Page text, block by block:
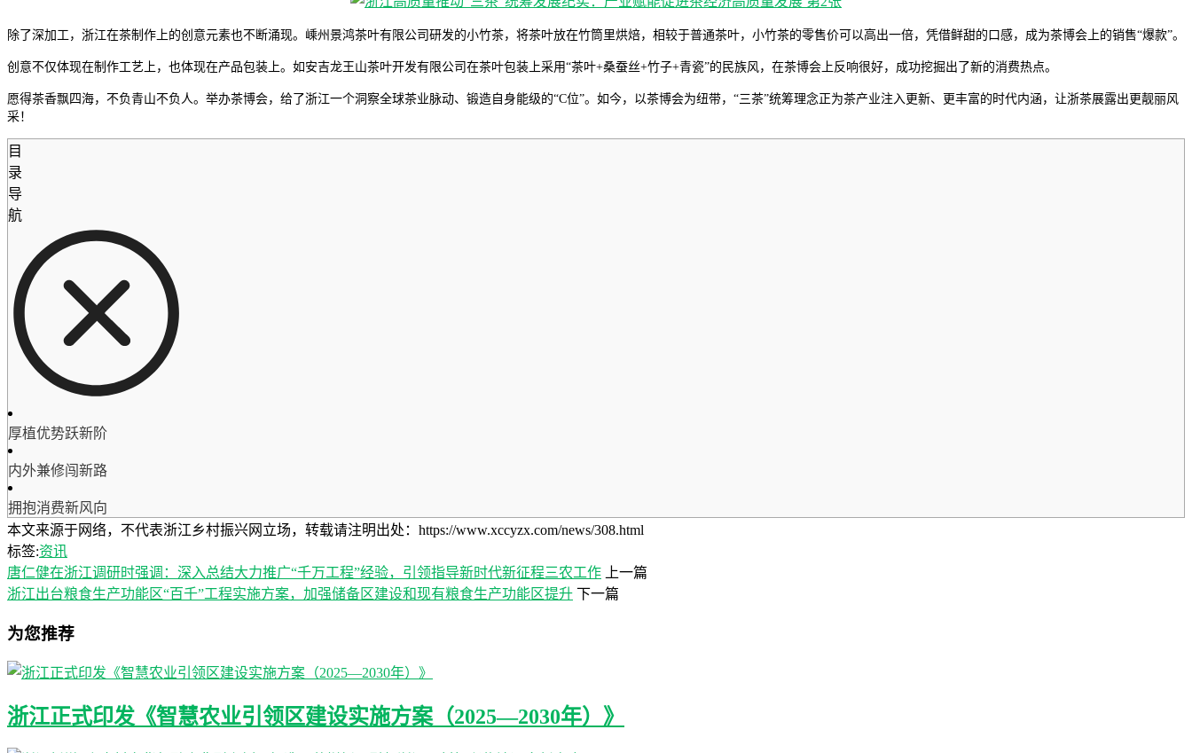
除了深加工，浙江在茶制作上的创意元素也不断涌现。嵊州景鸿茶叶有限公司研发的小竹茶，将茶叶放在竹筒里烘焙，相较于普通茶叶，小竹茶的零售价可以高出一倍，凭借鲜甜的口感，成为茶博会上的销售“爆款”。
创意不仅体现在制作工艺上，也体现在产品包装上。如安吉龙王山茶叶开发有限公司在茶叶包装上采用“茶叶+桑蚕丝+竹子+青瓷”的民族风，在茶博会上反响很好，成功挖掘出了新的消费热点。
愿得茶香飘四海，不负青山不负人。举办茶博会，给了浙江一个洞察全球茶业脉动、锻造自身能级的“C位”。如今，以茶博会为纽带，“三茶”统筹理念正为茶产业注入更新、更丰富的时代内涵，让浙茶展露出更靓丽风
采！
目
录
导
航
厚植优势跃新阶
内外兼修闯新路
拥抱消费新风向
本文来源于网络，不代表浙江乡村振兴网立场，转载请注明出处：https://www.xccyzx.com/news/308.html
标签:资讯
唐仁健在浙江调研时强调：深入总结大力推广“千万工程”经验，引领指导新时代新征程三农工作
上一篇
浙江出台粮食生产功能区“百千”工程实施方案，加强储备区建设和现有粮食生产功能区提升 下一篇
为您推荐
浙江正式印发《智慧农业引领区建设实施方案（2025—2030年）》